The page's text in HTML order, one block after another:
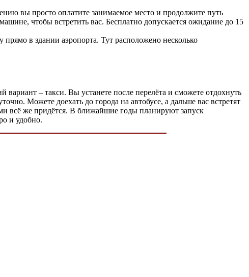
вы просто оплатите занимаемое место и продолжите путь
чтобы встретить вас. Бесплатно допускается ожидание до 15
в здании аэропорта. Тут расположено несколько
– такси. Вы устанете после перелёта и сможете отдохнуть
Можете доехать до города на автобусе, а дальше вас встретят
всё же придётся. В ближайшие годы планируют запуск
и удобно.